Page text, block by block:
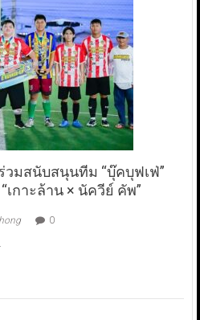
วมสนับสนุนทีม “บุ๊คบุฟเฟ่”
กาะล้าน × นัควีย์ คัพ”
0